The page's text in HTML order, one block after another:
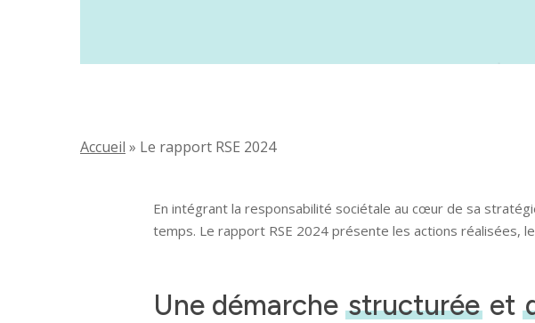
Accueil » Le rapport RSE 2024
En intégrant la responsabilité sociétale au cœur de sa
temps. Le rapport RSE 2024 présente les actions réalisées,
Une démarchestructurée et